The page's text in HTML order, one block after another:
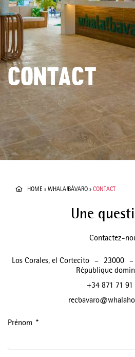
CONTACT
HOME » WHALA!BÁVARO » CONTACT
Une
Contactez-
Los Corales, el Cortecito – 23000 –
République
+34 871 71 91
Prénom